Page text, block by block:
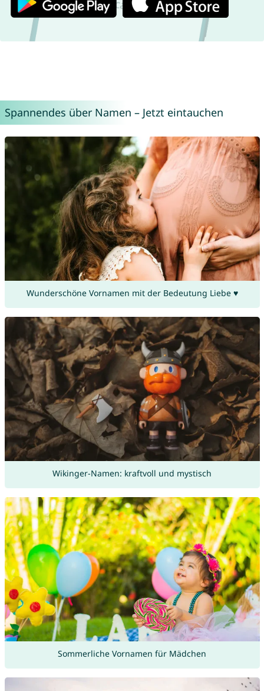
Spannendes über Namen – Jetzt eintauchen
Wunderschöne Vornamen mit der Bedeutung Liebe ♥
Wikinger-Namen: kraftvoll und mystisch
Sommerliche Vornamen für Mädchen